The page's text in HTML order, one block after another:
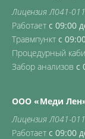
Лицензия Л041-
Работает с 09:00
Травмпункт с
Процедурный
Забор анализов с
ООО «Меди
Лицензия Л041-
Работает с 09:00